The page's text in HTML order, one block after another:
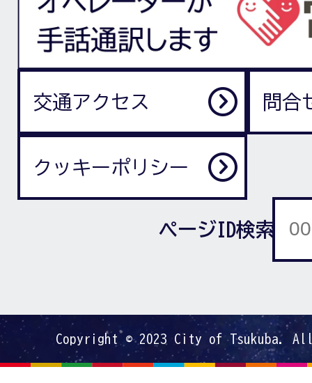
交通アクセス 問合
クッキーポリシー
ページID検索
Copyright © 2023 City of Tsukuba.